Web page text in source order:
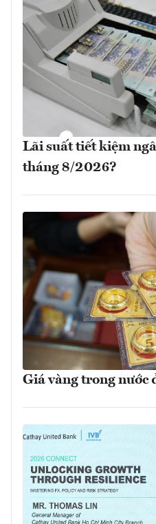
Lãi suất tiết kiệm
tháng 8/2026?
Giá vàng trong nước